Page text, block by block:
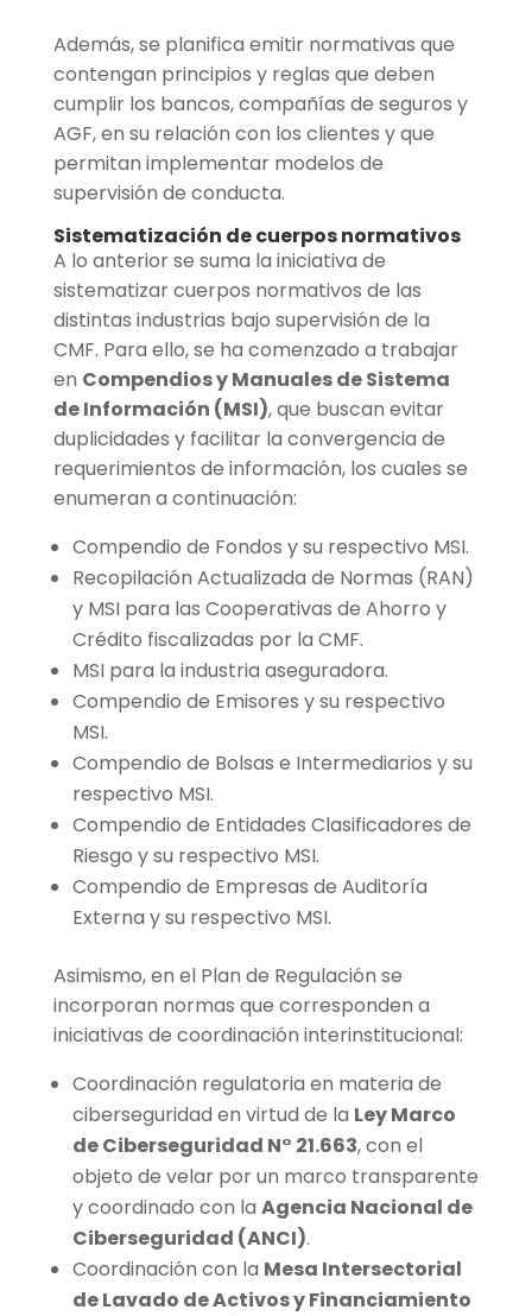
Además, se planifica emitir normativas que
contengan principios y reglas que deben
cumplir los bancos, compañías de seguros y
AGF, en su relación con los clientes y que
permitan implementar modelos de
supervisión de conducta.
Sistematización de cuerpos normativos
A lo anterior se suma la iniciativa de
sistematizar cuerpos normativos de las
distintas industrias bajo supervisión de la
CMF. Para ello, se ha comenzado a trabajar
en Compendios y Manuales de Sistema
de Información (MSI), que buscan evitar
duplicidades y facilitar la convergencia de
requerimientos de información, los cuales se
enumeran a continuación:
Compendio de Fondos y su respectivo MSI.
Recopilación Actualizada de Normas (RAN)
y MSI para las Cooperativas de Ahorro y
Crédito fiscalizadas por la CMF.
MSI para la industria aseguradora.
Compendio de Emisores y su respectivo
MSI.
Compendio de Bolsas e Intermediarios y su
respectivo MSI.
Compendio de Entidades Clasificadores de
Riesgo y su respectivo MSI.
Compendio de Empresas de Auditoría
Externa y su respectivo MSI.
Asimismo, en el Plan de Regulación se
incorporan normas que corresponden a
iniciativas de coordinación interinstitucional:
Coordinación regulatoria en materia de
ciberseguridad en virtud de la Ley Marco
de Ciberseguridad N° 21.663, con el
objeto de velar por un marco transparente
y coordinado con la Agencia Nacional de
Ciberseguridad (ANCI).
Coordinación con la Mesa Intersectorial
de Lavado de Activos y Financiamiento